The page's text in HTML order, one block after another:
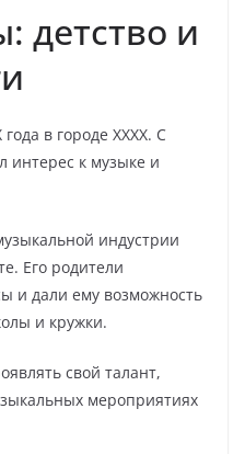
детство и
в городе XXXX. С
интерес к музыке и
индустрии
Его родители
и дали ему возможность
и кружки.
свой талант,
мероприятиях